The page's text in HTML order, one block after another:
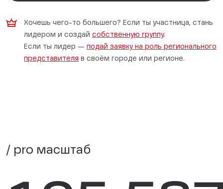
Хочешь чего-то большего? Если ты участница, стань
лидером и создай собственную группу.
Если ты лидер — подай заявку на роль регионального
представителя в своём городе или регионе.
/ pro масштаб